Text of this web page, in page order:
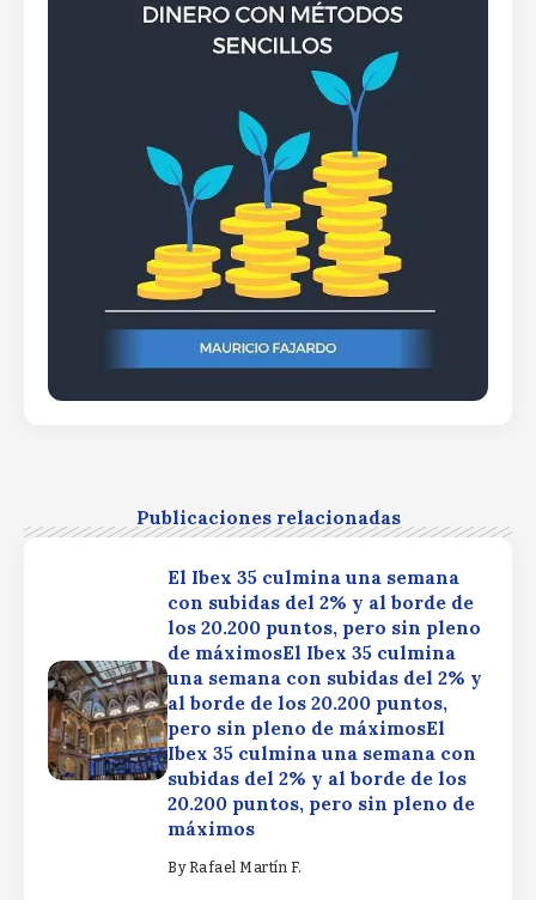
Publicaciones relacionadas
El Ibex 35 culmina una semana
con subidas del 2% y al borde de
los 20.200 puntos, pero sin pleno
de máximosEl Ibex 35 culmina
una semana con subidas del 2% y
al borde de los 20.200 puntos,
pero sin pleno de máximosEl
Ibex 35 culmina una semana con
subidas del 2% y al borde de los
20.200 puntos, pero sin pleno de
máximos
By Rafael Martín F.